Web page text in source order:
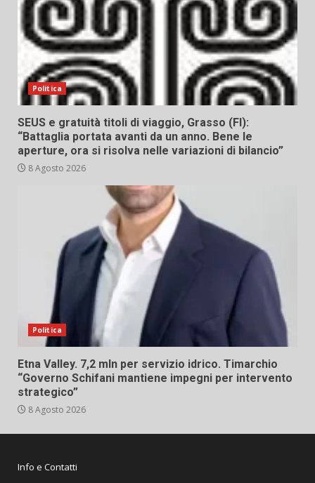
Politica
SEUS e gratuità titoli di viaggio, Grasso (FI):
“Battaglia portata avanti da un anno. Bene le
aperture, ora si risolva nelle variazioni di bilancio”
8 Agosto 2026
Politica
Etna Valley. 7,2 mln per servizio idrico. Timarchio
“Governo Schifani mantiene impegni per intervento
strategico”
8 Agosto 2026
Info e Contatti